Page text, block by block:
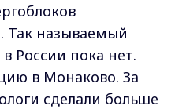
Так называемый
России пока нет.
в Монаково. За
сделали больше